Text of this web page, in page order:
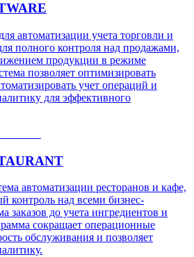
автоматизации учета торговли и
полного контроля над продажами,
продукции в режиме
позволяет оптимизировать
учет операций и
для эффективного
автоматизации ресторанов и кафе,
контроль над всеми бизнес-
заказов до учета ингредиентов и
сокращает операционные
обслуживания и позволяет